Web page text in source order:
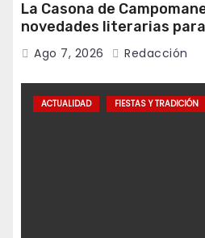
La Casona de
novedades literarias
Ago 7, 2026 Redacción
ACTUALIDAD FIESTAS Y TRADICIÓN